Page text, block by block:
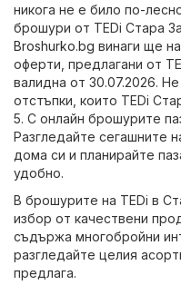
никога не е било по-
брошури от TEDi Стара
Broshurko.bg винаги ще
оферти, предлагани от
валидна от 30.07.2026.
отстъпки, които TEDi
5. С онлайн брошурите
Разгледайте сегашните
дома си и планирайте
удобно.
В брошурите на TEDi в
избор от качествени
съдържа многобройни
разгледайте целия
предлага.